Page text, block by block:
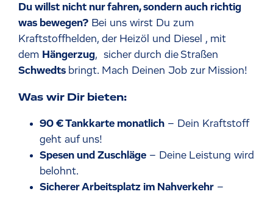
Du willst nicht nur fahren, sondern auch richtig
was bewegen? Bei uns wirst Du zum
Kraftstoffhelden, der Heizöl und Diesel , mit
dem Hängerzug, sicher durch die Straßen
Schwedts bringt. Mach Deinen Job zur Mission!
Was wir Dir bieten:
90 € Tankkarte monatlich – Dein Kraftstoff
geht auf uns!
Spesen und Zuschläge – Deine Leistung wird
belohnt.
Sicherer Arbeitsplatz im Nahverkehr –